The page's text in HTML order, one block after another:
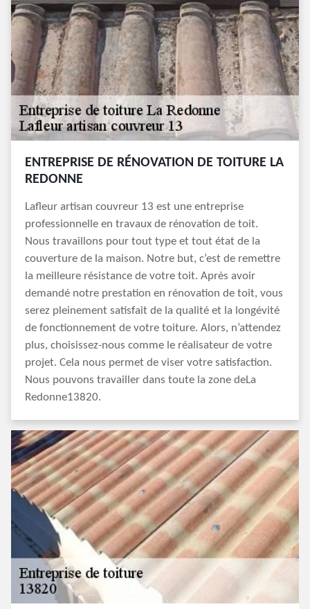
ENTREPRISE DE RÉNOVATION DE TOITURE LA
REDONNE
Lafleur artisan couvreur 13 est une entreprise
professionnelle en travaux de rénovation de toit.
Nous travaillons pour tout type et tout état de la
couverture de la maison. Notre but, c’est de remettre
la meilleure résistance de votre toit. Après avoir
demandé notre prestation en rénovation de toit, vous
serez pleinement satisfait de la qualité et la longévité
de fonctionnement de votre toiture. Alors, n’attendez
plus, choisissez-nous comme le réalisateur de votre
projet. Cela nous permet de viser votre satisfaction.
Nous pouvons travailler dans toute la zone deLa
Redonne13820.